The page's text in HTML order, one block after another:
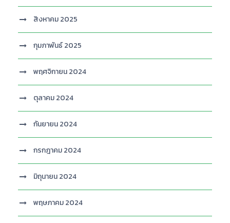
สิงหาคม 2025
กุมภาพันธ์ 2025
พฤศจิกายน 2024
ตุลาคม 2024
กันยายน 2024
กรกฎาคม 2024
มิถุนายน 2024
พฤษภาคม 2024